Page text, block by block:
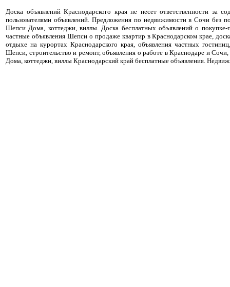
Доска объявлений Краснодарского края не несет ответственности за
пользователями объявлений. Предложения по недвижимости в Сочи без
Шепси Дома, коттеджи, виллы. Доска бесплатных объявлений о покупке-
частные объявления Шепси о продаже квартир в Краснодарском крае,
отдыхе на курортах Краснодарского края, объявления частных
Шепси, строительство и ремонт, объявления о работе в Краснодаре и
Дома, коттеджи, виллы Краснодарский край бесплатные объявления.